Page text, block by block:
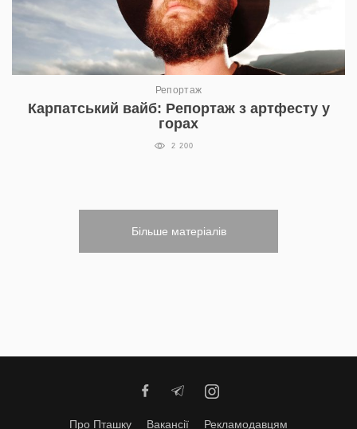
Репортаж
Карпатський вайб: Репортаж з артфесту у
горах
2 200
Більше матеріалів
Про Пташку Вакансії Рекламодавцям